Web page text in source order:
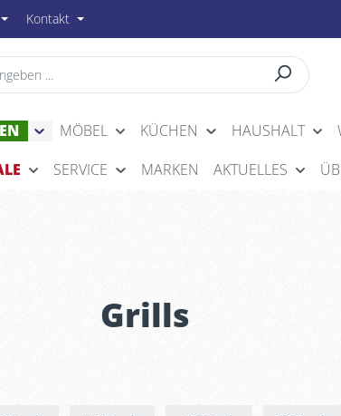
Kontakt
MÖBEL KÜCHEN HAUSHALT
SERVICE MARKEN AKTUELLES
Grills